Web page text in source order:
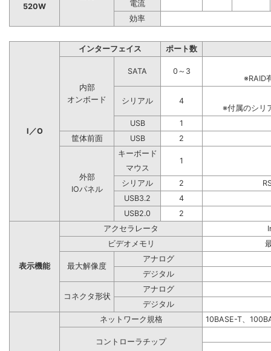
520W
電流
効率
I／O
インターフェイス ポート数
内部
オンボード
SATA
0～3
※RAID
シリアル
4
※付属のシリ
USB
1
筐体前面
USB 2
外部
IOパネル
キーボード
1
マウス
シリアル
2
USB3.2
4
USB2.0
2
表示機能
アクセラレータ
ビデオメモリ
最大解像度
アナログ
デジタル
コネクタ形状
アナログ
デジタル
ネットワーク規格 10BASE-T、
コントローラチップ